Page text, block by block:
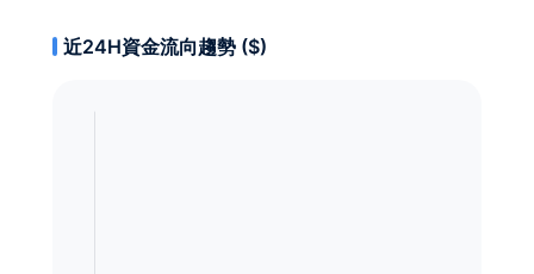
近24H資金流向趨勢 ($)